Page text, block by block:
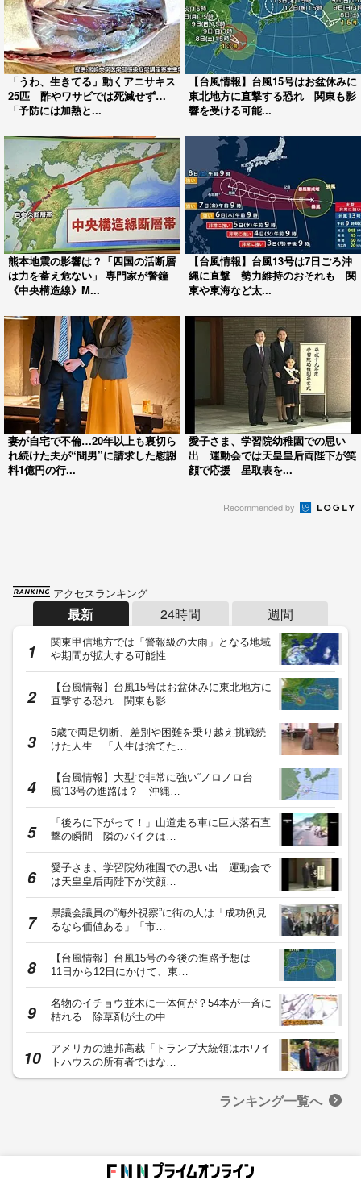
「うわ、生きてる」動くアニサキス
25匹 酢やワサビでは死滅せず…
「予防には加熱と...
【台風情報】台風15号はお盆休みに
東北地方に直撃する恐れ 関東も影
響を受ける可能...
熊本地震の影響は？「四国の活断層
は力を蓄え危ない」 専門家が警鐘
《中央構造線》M...
【台風情報】台風13号は7日ごろ沖
縄に直撃 勢力維持のおそれも 関
東や東海など太...
妻が自宅で不倫…20年以上も裏切ら
れ続けた夫が“間男”に請求した慰謝
料1億円の行...
愛子さま、学習院幼稚園での思い
出 運動会では天皇皇后両陛下が笑
顔で応援 星取表を...
Recommended by
アクセスランキング
最新 24時間 週間
関東甲信地方では「警報級の大雨」となる地域
や期間が拡大する可能性…
【台風情報】台風15号はお盆休みに東北地方に
直撃する恐れ 関東も影…
5歳で両足切断、差別や困難を乗り越え挑戦続
けた人生 「人生は捨てた…
【台風情報】大型で非常に強い“ノロノロ台
風”13号の進路は？ 沖縄…
「後ろに下がって！」山道走る車に巨大落石直
撃の瞬間 隣のバイクは…
愛子さま、学習院幼稚園での思い出 運動会で
は天皇皇后両陛下が笑顔…
県議会議員の“海外視察”に街の人は「成功例見
るなら価値ある」「市…
【台風情報】台風15号の今後の進路予想は
11日から12日にかけて、東…
名物のイチョウ並木に一体何が？54本が一斉に
枯れる 除草剤が土の中…
アメリカの連邦高裁「トランプ大統領はホワイ
トハウスの所有者ではな…
ランキング一覧へ